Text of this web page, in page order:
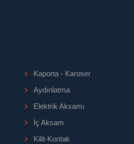
Kaporta - Karoser
Aydınlatma
Elektrik Aksamı
İç Aksam
Kilit-Kontak